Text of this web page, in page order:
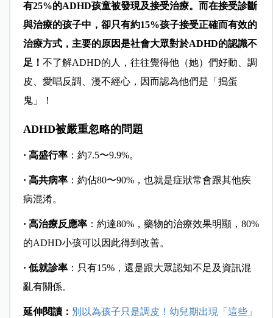
有25%的ADHD孩童被發現及接受治療。而在接受診斷
與治療的孩子中，卻只有約15%孩子接受正確而有效的
治療方式，主要的原因是社會大眾對於ADHD的認識不
足！ 不了解ADHD的人，往往覺得他（她）們好動、調
皮、愛唱反調、漫不經心，因而認為他們是「搗蛋
鬼」！
ADHD被嚴重忽略的問題
· 高盛行率：約7.5〜9.9%。
· 高共病率：約佔80〜90%，也就是症狀常會跟其他疾
病混淆。
· 高治療反應率：約達80%，藥物的治療效果明顯，80%
的ADHD小孩可以因此得到改善。
· 低就診率：只有15%，還是跟大眾認知不足及資訊混
亂有關係。
延伸閱讀： 別以為孩子只是調皮！幼兒期出現「這些」